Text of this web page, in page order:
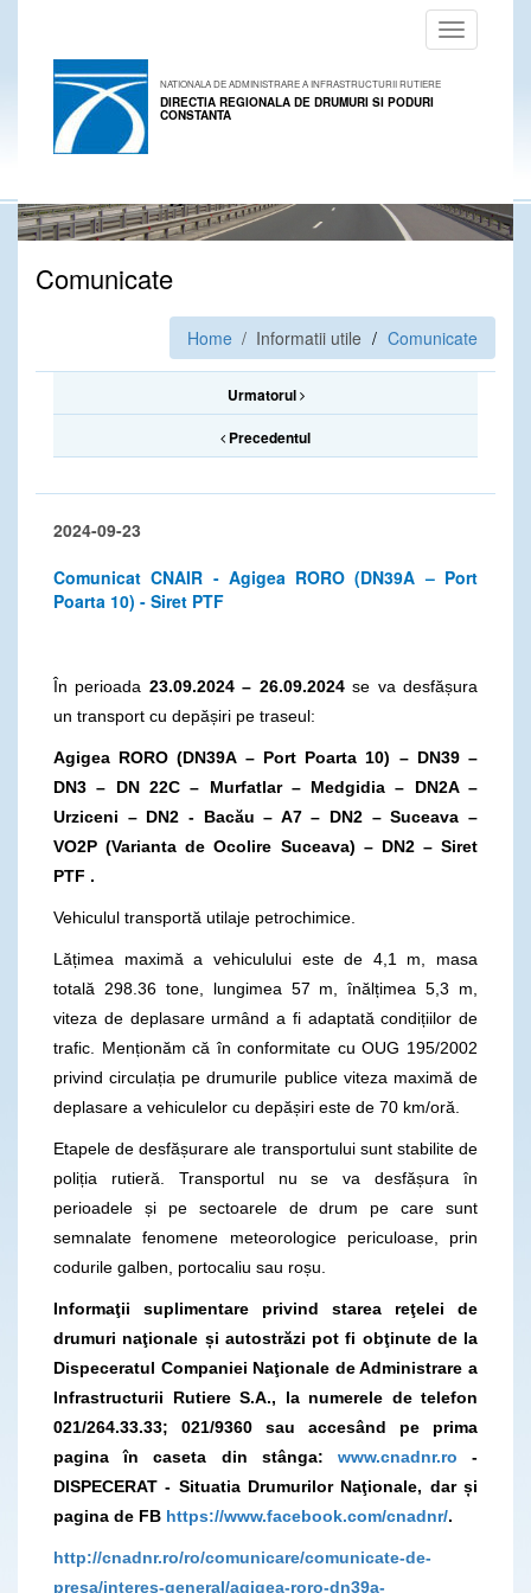
Toggle
navigation
NATIONALA DE ADMINISTRARE A INFRASTRUCTURII RUTIERE
DIRECTIA REGIONALA DE DRUMURI SI PODURI
CONSTANTA
Comunicate
Home / Informatii utile Comunicate
Urmatorul
Precedentul
2024-09-23
Comunicat CNAIR - Agigea RORO (DN39A – Port
Poarta 10) - Siret PTF
În perioada 23.09.2024 – 26.09.2024se va desfășura
un transport cu depășiri pe traseul:
Agigea RORO (DN39A – Port Poarta 10) – DN39 –
DN3 – DN 22C – Murfatlar – Medgidia – DN2A –
Urziceni – DN2 - Bacău – A7 – DN2 – Suceava –
VO2P (Varianta de Ocolire Suceava) – DN2 – Siret
PTF .
Vehiculul transportă utilaje petrochimice.
Lățimea maximă a vehiculului este de 4,1 m, masa
totală 298.36 tone, lungimea 57 m, înălțimea 5,3 m,
viteza de deplasare urmând a fi adaptată condițiilor de
trafic. Menționăm că în conformitate cu OUG 195/2002
privind circulația pe drumurile publice viteza maximă de
deplasare a vehiculelor cu depășiri este de 70 km/oră.
Etapele de desfășurare ale transportului sunt stabilite de
poliția rutieră. Transportul nu se va desfășura în
perioadele și pe sectoarele de drum pe care sunt
semnalate fenomene meteorologice periculoase, prin
codurile galben, portocaliu sau roșu.
Informaţii suplimentare privind starea reţelei de
drumuri naţionale și autostrăzi pot fi obţinute de la
Dispeceratul Companiei Naţionale de Administrare a
Infrastructurii Rutiere S.A., la numerele de telefon
021/264.33.33; 021/9360 sau accesând pe prima
pagina în caseta din stânga: www.cnadnr.ro -
DISPECERAT - Situatia Drumurilor Naţionale, dar și
pagina de FB https://www.facebook.com/cnadnr/.
http://cnadnr.ro/ro/comunicare/comunicate-de-
presa/interes-general/agigea-roro-dn39a-